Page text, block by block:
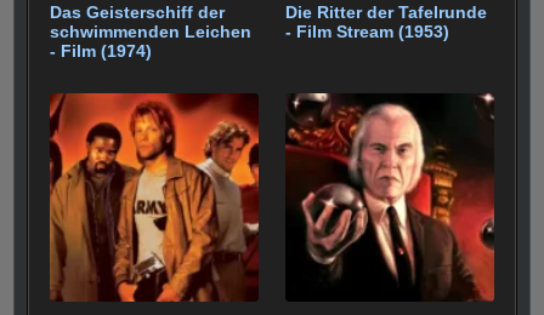
Das Geisterschiff der
schwimmenden Leichen
- Film (1974)
Die Ritter der Tafelrunde
- Film Stream (1953)